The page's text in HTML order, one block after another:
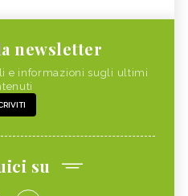
newsletter
e informazioni sugli ultimi
su